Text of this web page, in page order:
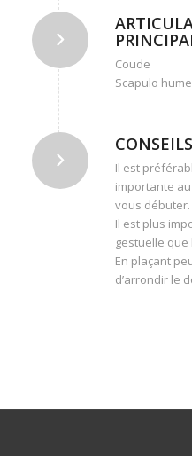
Coude
Scapulo
Il est
importante
vous débuter.
Il est plus
gestuelle que
En plaçant
d’arrondir le